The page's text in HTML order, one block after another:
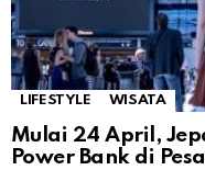
LIFESTYLE WISATA
Mulai 24 April,
Power Bank di